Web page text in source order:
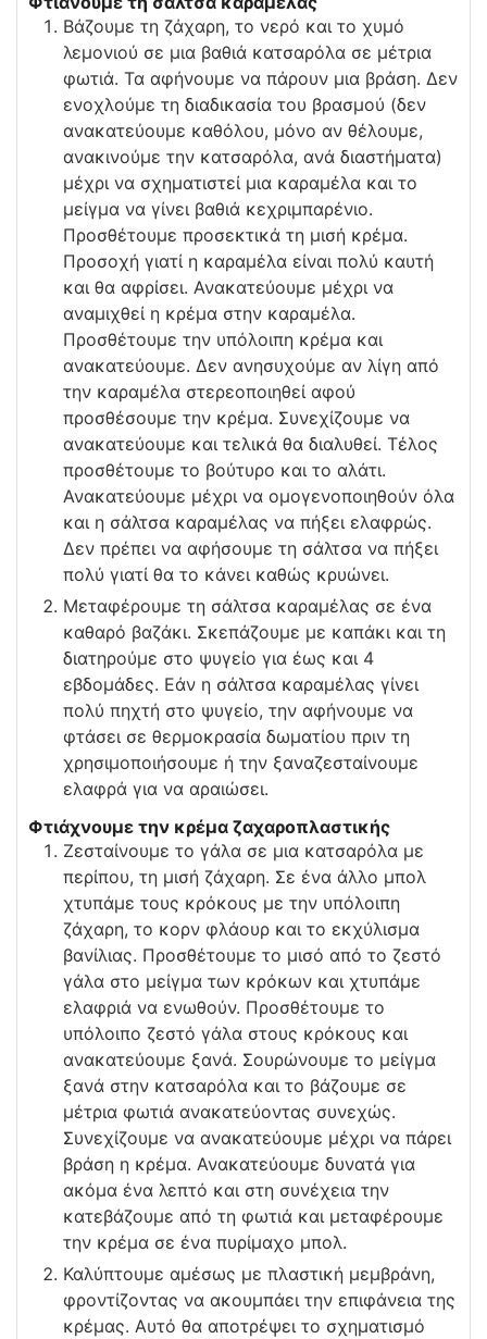
Βάζουμε τη ζάχαρη, το νερό και το χυμό
λεμονιού σε μια βαθιά κατσαρόλα σε μέτρια
φωτιά. Τα αφήνουμε να πάρουν μια βράση. Δεν
ενοχλούμε τη διαδικασία του βρασμού (δεν
ανακατεύουμε καθόλου, μόνο αν θέλουμε,
ανακινούμε την κατσαρόλα, ανά διαστήματα)
μέχρι να σχηματιστεί μια καραμέλα και το
μείγμα να γίνει βαθιά κεχριμπαρένιο.
Προσθέτουμε προσεκτικά τη μισή κρέμα.
Προσοχή γιατί η καραμέλα είναι πολύ καυτή
και θα αφρίσει. Ανακατεύουμε μέχρι να
αναμιχθεί η κρέμα στην καραμέλα.
Προσθέτουμε την υπόλοιπη κρέμα και
ανακατεύουμε. Δεν ανησυχούμε αν λίγη από
την καραμέλα στερεοποιηθεί αφού
προσθέσουμε την κρέμα. Συνεχίζουμε να
ανακατεύουμε και τελικά θα διαλυθεί. Τέλος
προσθέτουμε το βούτυρο και το αλάτι.
Ανακατεύουμε μέχρι να ομογενοποιηθούν όλα
και η σάλτσα καραμέλας να πήξει ελαφρώς.
Δεν πρέπει να αφήσουμε τη σάλτσα να πήξει
πολύ γιατί θα το κάνει καθώς κρυώνει.
Μεταφέρουμε τη σάλτσα καραμέλας σε ένα
καθαρό βαζάκι. Σκεπάζουμε με καπάκι και τη
διατηρούμε στο ψυγείο για έως και 4
εβδομάδες. Εάν η σάλτσα καραμέλας γίνει
πολύ πηχτή στο ψυγείο, την αφήνουμε να
φτάσει σε θερμοκρασία δωματίου πριν τη
χρησιμοποιήσουμε ή την ξαναζεσταίνουμε
ελαφρά για να αραιώσει.
Φτιάχνουμε την κρέμα ζαχαροπλαστικής
Ζεσταίνουμε το γάλα σε μια κατσαρόλα με
περίπου, τη μισή ζάχαρη. Σε ένα άλλο μπολ
χτυπάμε τους κρόκους με την υπόλοιπη
ζάχαρη, το κορν φλάουρ και το εκχύλισμα
βανίλιας. Προσθέτουμε το μισό από το ζεστό
γάλα στο μείγμα των κρόκων και χτυπάμε
ελαφριά να ενωθούν. Προσθέτουμε το
υπόλοιπο ζεστό γάλα στους κρόκους και
ανακατεύουμε ξανά. Σουρώνουμε το μείγμα
ξανά στην κατσαρόλα και το βάζουμε σε
μέτρια φωτιά ανακατεύοντας συνεχώς.
Συνεχίζουμε να ανακατεύουμε μέχρι να πάρει
βράση η κρέμα. Ανακατεύουμε δυνατά για
ακόμα ένα λεπτό και στη συνέχεια την
κατεβάζουμε από τη φωτιά και μεταφέρουμε
την κρέμα σε ένα πυρίμαχο μπολ.
Καλύπτουμε αμέσως με πλαστική μεμβράνη,
φροντίζοντας να ακουμπάει την επιφάνεια της
κρέμας. Αυτό θα αποτρέψει το σχηματισμό